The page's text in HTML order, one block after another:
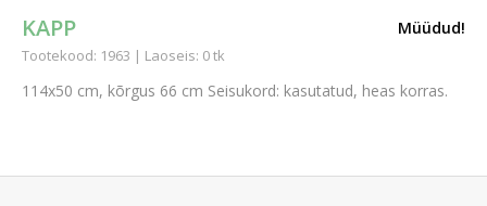
KAPP
Tootekood: 1963 | Laoseis: 0 tk
114x50 cm, kõrgus 66 cm Seisukord: kasutatud, heas korras.
Müüdud!